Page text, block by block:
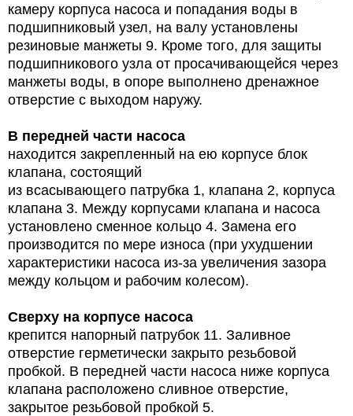
камеру корпуса насоса и попадания воды в
подшипниковый узел, на валу установлены
резиновые манжеты 9. Кроме того, для защиты
подшипникового узла от просачивающейся через
манжеты воды, в опоре выполнено дренажное
отверстие с выходом наружу.
В передней части насоса
находится закрепленный на ею корпусе блок
клапана, состоящий
из всасывающего патрубка 1, клапана 2, корпуса
клапана 3. Между корпусами клапана и насоса
установлено сменное кольцо 4. Замена его
производится по мере износа (при ухудшении
характеристики насоса из-за увеличения зазора
между кольцом и рабочим колесом).
Сверху на корпусе насоса
крепится напорный патрубок 11. Заливное
отверстие герметически закрыто резьбовой
пробкой. В передней части насоса ниже корпуса
клапана расположено сливное отверстие,
закрытое резьбовой пробкой 5.